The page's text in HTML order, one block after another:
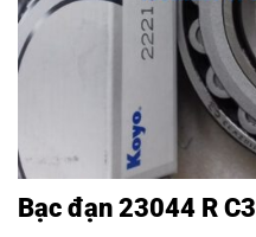
Bạc đạn 23044 R C3